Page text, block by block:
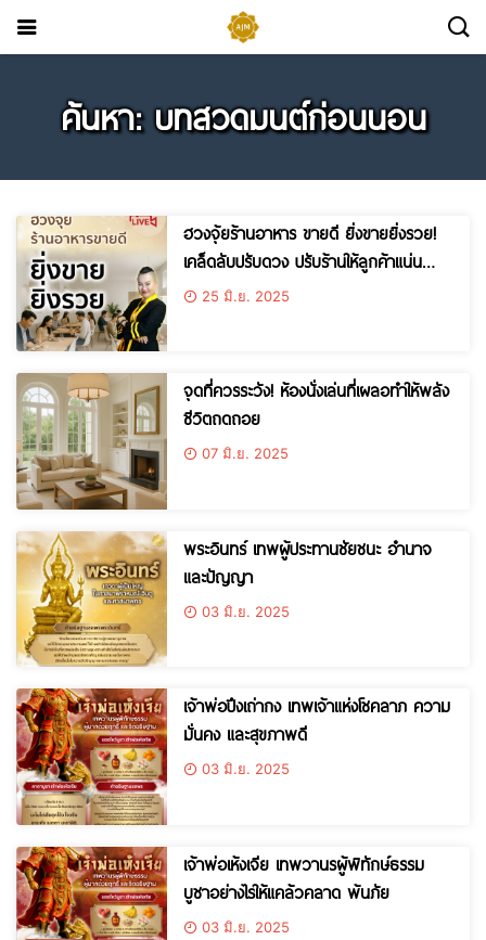
ค้นหา: บทสวดมนต์ก่อนนอน
ฮวงจุ้ยร้านอาหาร ขายดี ยิ่งขายยิ่งรวย!
เคล็ดลับปรับดวง ปรับร้านให้ลูกค้าแน่น
ตลอดปี
25 มิ.ย. 2025
จุดที่ควรระวัง! ห้องนั่งเล่นที่เผลอทำให้พลัง
ชีวิตถดถอย
07 มิ.ย. 2025
พระอินทร์ เทพผู้ประทานชัยชนะ อำนาจ
และปัญญา
03 มิ.ย. 2025
เจ้าพ่อปึงเถ่ากง เทพเจ้าแห่งโชคลาภ ความ
มั่นคง และสุขภาพดี
03 มิ.ย. 2025
เจ้าพ่อเห้งเจีย เทพวานรผู้พิทักษ์ธรรม
บูชาอย่างไรให้แคล้วคลาด พ้นภัย
03 มิ.ย. 2025